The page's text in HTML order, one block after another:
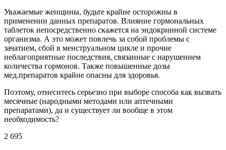
Уважаемые женщины, будьте крайне осторожны в
применении данных препаратов. Влияние гормональных
таблеток непосредственно скажется на эндокринной системе
организма. А это может повлечь за собой проблемы с
зачатием, сбой в менструальном цикле и прочие
неблагоприятные последствия, связанные с нарушением
количества гормонов. Также повышенные дозы
мед.препаратов крайне опасны для здоровья.
Поэтому, отнеситесь серьезно при выборе способа как вызвать
месячные (народными методами или аптечными
препаратами), да и существует ли вообще в этом
необходимость?
2 695